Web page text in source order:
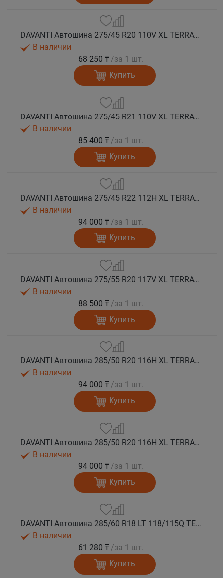
DAVANTI Автошина 275/45 R20 110V XL TERRATOURA A/T RWL RPR M+S
В наличии
68 250 ₸ /за 1 шт.
Купить
DAVANTI Автошина 275/45 R21 110V XL TERRATOURA A/T RBL RPR M+S
В наличии
85 400 ₸ /за 1 шт.
Купить
DAVANTI Автошина 275/45 R22 112H XL TERRATOURA A/T RWL RPR M+S
В наличии
94 000 ₸ /за 1 шт.
Купить
DAVANTI Автошина 275/55 R20 117V XL TERRATOURA A/T RWL RPR M+S
В наличии
88 500 ₸ /за 1 шт.
Купить
DAVANTI Автошина 285/50 R20 116H XL TERRATOURA A/T RBL RPR M+S
В наличии
94 000 ₸ /за 1 шт.
Купить
DAVANTI Автошина 285/50 R20 116H XL TERRATOURA A/T RWL RPR M+S
В наличии
94 000 ₸ /за 1 шт.
Купить
DAVANTI Автошина 285/60 R18 LT 118/115Q TERRATOURA A/T RBL 8PR RPR M+S
В наличии
61 280 ₸ /за 1 шт.
Купить